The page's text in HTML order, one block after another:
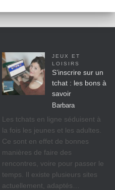
JEUX ET
LOISIRS
S’inscrire sur un
tchat : les bons à
savoir
Barbara
Les tchats en ligne séduisent à
la fois les jeunes et les adultes.
Ce sont en effet de bonnes
manières de faire des
rencontres, voire pour passer le
temps. Il existe plusieurs sites
actuellement, adaptés…